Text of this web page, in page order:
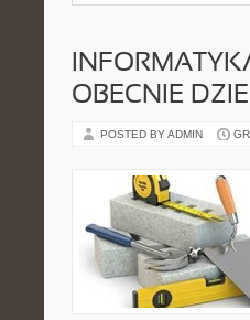
OBECNIE
POSTED BY ADMIN